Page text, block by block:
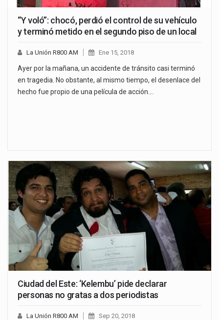
“Y voló”: chocó, perdió el control de su vehículo
y terminó metido en el segundo piso de un local
La Unión R800 AM Ene 15, 2018
Ayer por la mañana, un accidente de tránsito casi terminó
en tragedia. No obstante, al mismo tiempo, el desenlace del
hecho fue propio de una película de acción.…
Ciudad del Este: ‘Kelembu’ pide declarar
personas no gratas a dos periodistas
La Unión R800 AM Sep 20, 2018